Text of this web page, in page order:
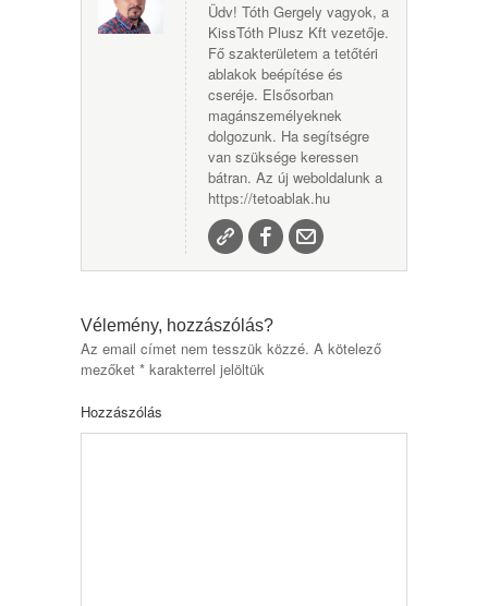
Üdv! Tóth Gergely vagyok, a
KissTóth Plusz Kft vezetője.
Fő szakterületem a tetőtéri
ablakok beépítése és
cseréje. Elsősorban
magánszemélyeknek
dolgozunk. Ha segítségre
van szüksége keressen
bátran. Az új weboldalunk a
https://tetoablak.hu
Vélemény, hozzászólás?
Az email címet nem tesszük közzé. A kötelező
mezőket * karakterrel jelöltük
Hozzászólás